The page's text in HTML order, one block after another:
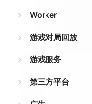
Worker
游戏对局回放
游戏服务
第三方平台